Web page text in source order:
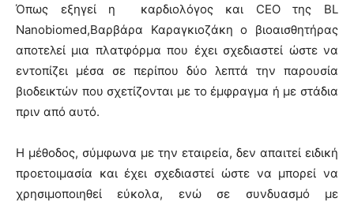
Όπως εξηγεί η καρδιολόγος και CEO της BL
Nanobiomed,Βαρβάρα Καραγκιοζάκη ο βιοαισθητήρας
αποτελεί μια πλατφόρμα που έχει σχεδιαστεί ώστε να
εντοπίζει μέσα σε περίπου δύο λεπτά την παρουσία
βιοδεικτών που σχετίζονται με το έμφραγμα ή με στάδια
πριν από αυτό.
Η μέθοδος, σύμφωνα με την εταιρεία, δεν απαιτεί ειδική
προετοιμασία και έχει σχεδιαστεί ώστε να μπορεί να
χρησιμοποιηθεί εύκολα, ενώ σε συνδυασμό με